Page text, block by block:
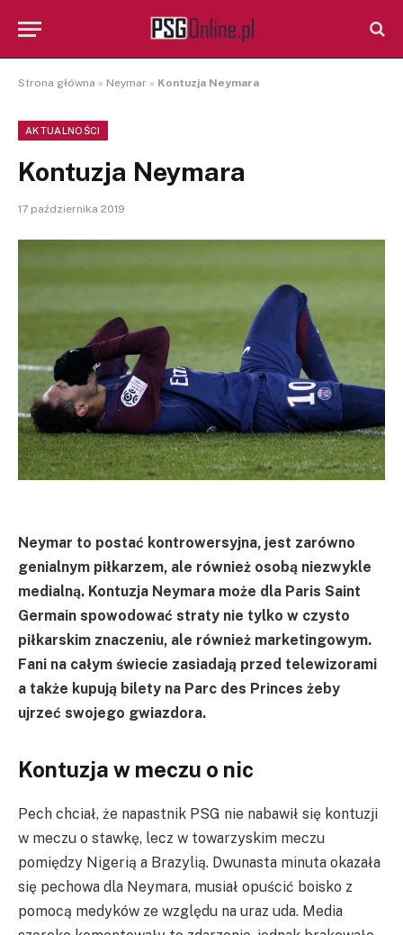
Strona główna » Neymar » Kontuzja Neymara
AKTUALNOŚCI
Kontuzja Neymara
17 października 2019
Neymar to postać kontrowersyjna, jest zarówno
genialnym piłkarzem, ale również osobą niezwykle
medialną. Kontuzja Neymara może dla Paris Saint
Germain spowodować straty nie tylko w czysto
piłkarskim znaczeniu, ale również marketingowym.
Fani na całym świecie zasiadają przed telewizorami
a także kupują bilety na Parc des Princes żeby
ujrzeć swojego gwiazdora.
Kontuzja w meczu o nic
Pech chciał, że napastnik PSG nie nabawił się kontuzji
w meczu o stawkę, lecz w towarzyskim meczu
pomiędzy Nigerią a Brazylią. Dwunasta minuta okazała
się pechowa dla Neymara, musiał opuścić boisko z
pomocą medyków ze względu na uraz uda. Media